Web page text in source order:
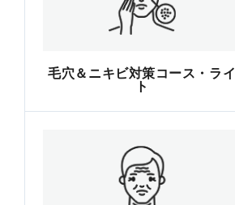
毛穴＆ニキビ対策コース・ライ
ト